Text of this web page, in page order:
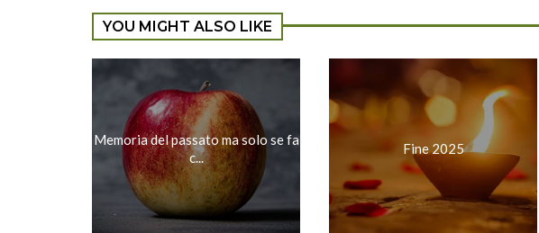
YOU MIGHT ALSO LIKE
Memoria del passato ma solo se fa
c...
Fine 2025